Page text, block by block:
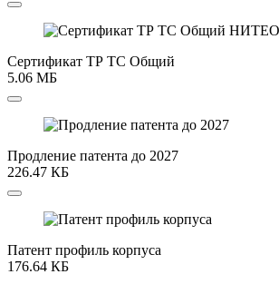
Сертификат ТР ТС Общий
5.06 МБ
Продление патента до 2027
226.47 КБ
Патент профиль корпуса
176.64 КБ